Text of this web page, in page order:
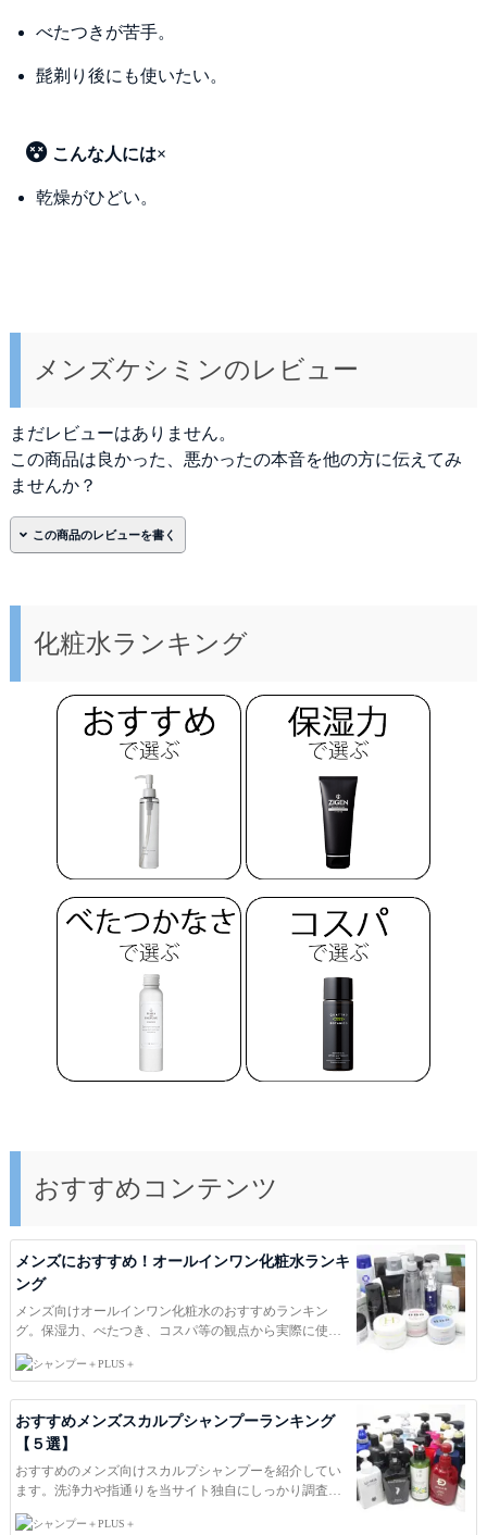
べたつきが苦手。
髭剃り後にも使いたい。
こんな人には×
乾燥がひどい。
メンズケシミンのレビュー
まだレビューはありません。
この商品は良かった、悪かったの本音を他の方に伝えてみ
ませんか？
メール(非公開)*
次回のコメントで使用するためブラウザーに自分の
名前、メールアドレス、サイトを保存する。
評価 必須
本文
画像を添付
化粧水ランキング
おすすめコンテンツ
メンズにおすすめ！オールインワン化粧水ランキ
ング
メンズ向けオールインワン化粧水のおすすめランキン
グ。保湿力、べたつき、コスパ等の観点から実際に使
用、検証して評価しました。スキンケアを気にする男性
の化粧水選びの参考にどうぞ。ＰＬＵＳ＋は洗浄力・保
る商品を紹介しています。日本一役に立つコスメ総合サ
イトを目指して。
PLUS＋
おすすめメンズスカルプシャンプーランキング
【５選】
おすすめのメンズ向けスカルプシャンプーを紹介してい
ます。洗浄力や指通りを当サイト独自にしっかり調査し
ていますのでシャンプー選びの参考にどうぞ。ＰＬＵＳ
＋は洗浄力・保湿力・風力・ｐH等を独自に調査し、本当
PLUS＋